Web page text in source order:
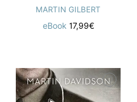
MARTIN GILBERT
eBook 17,99€